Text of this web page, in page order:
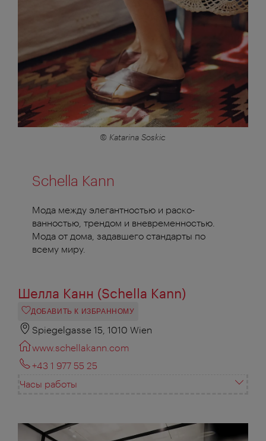
© Katarina Soskic
Schella Kann
Мода между элегантностью и раско-
ванностью, трендом и вневременностью.
Мода от дома, задавшего стандарты по
всему миру.
Шелла Канн (Schella Kann)
ДОБАВИТЬ К ИЗБРАННОМУ
Spiegelgasse 15, 1010 Wien
www.schellakann.com
+43 1 977 55 25
Часы работы